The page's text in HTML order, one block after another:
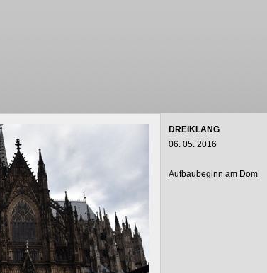
DREIKLANG
06. 05. 2016
Aufbaubeginn am Dom